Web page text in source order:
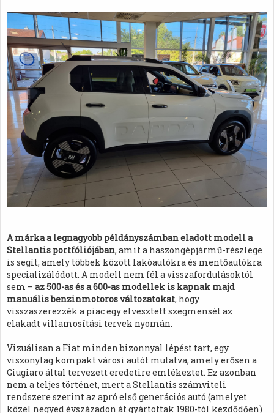
A márka a legnagyobb példányszámban eladott modell a
Stellantis portfóliójában, amit a haszongépjármű-részlege
is segít, amely többek között lakóautókra és mentőautókra
specializálódott. A modell nem fél a visszafordulásoktól
sem – az 500-as és a 600-as modellek is kapnak majd
manuális benzinmotoros változatokat, hogy
visszaszerezzék a piac egy elvesztett szegmensét az
elakadt villamosítási tervek nyomán.
Vizuálisan a Fiat minden bizonnyal lépést tart, egy
viszonylag kompakt városi autót mutatva, amely erősen a
Giugiaro által tervezett eredetire emlékeztet. Ez azonban
nem a teljes történet, mert a Stellantis számviteli
rendszere szerint az apró első generációs autó (amelyet
közel negyed évszázadon át gyártottak 1980-tól kezdődően)